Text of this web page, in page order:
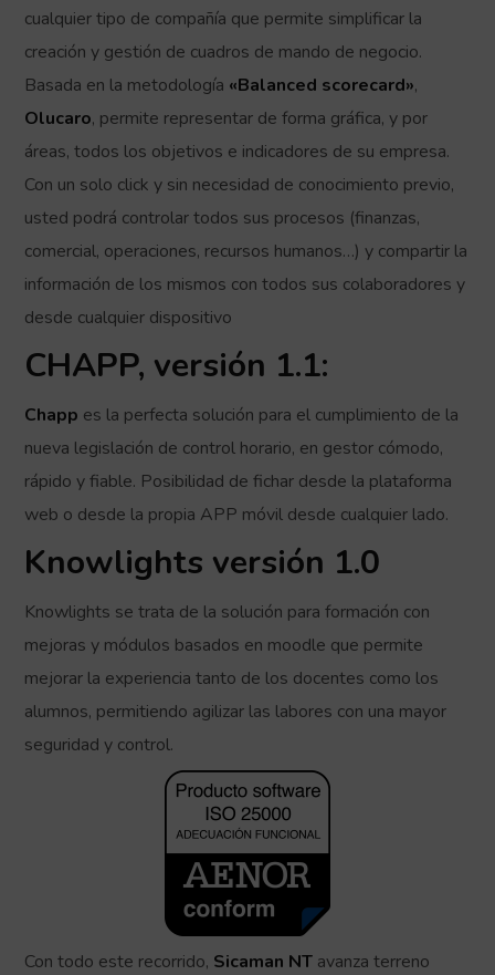
cualquier tipo de compañía que permite simplificar la
creación y gestión de cuadros de mando de negocio.
Basada en la metodología «Balanced scorecard»,
Olucaro, permite representar de forma gráfica, y por
áreas, todos los objetivos e indicadores de su empresa.
Con un solo click y sin necesidad de conocimiento previo,
usted podrá controlar todos sus procesos (finanzas,
comercial, operaciones, recursos humanos…) y compartir la
información de los mismos con todos sus colaboradores y
desde cualquier dispositivo
CHAPP, versión 1.1:
Chapp es la perfecta solución para el cumplimiento de la
nueva legislación de control horario, en gestor cómodo,
rápido y fiable. Posibilidad de fichar desde la plataforma
web o desde la propia APP móvil desde cualquier lado.
Knowlights versión 1.0
Knowlights se trata de la solución para formación con
mejoras y módulos basados en moodle que permite
mejorar la experiencia tanto de los docentes como los
alumnos, permitiendo agilizar las labores con una mayor
seguridad y control.
Con todo este recorrido, Sicaman NT avanza terreno